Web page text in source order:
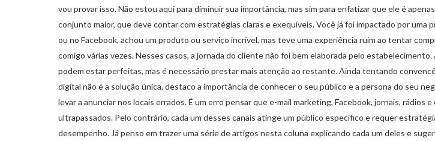
vou provar isso. Não estou aqui para diminuir sua importância, mas sim para enfatizar que ele é
conjunto maior, que deve contar com estratégias claras e exequíveis. Você já foi impactado por uma
ou no Facebook, achou um produto ou serviço incrível, mas teve uma experiência ruim ao tentar
comigo várias vezes. Nesses casos, a jornada do cliente não foi bem elaborada pelo estabelecimento.
podem estar perfeitas, mas é necessário prestar mais atenção ao restante. Ainda tentando
digital não é a solução única, destaco a importância de conhecer o seu público e a persona do seu
levar a anunciar nos locais errados. É um erro pensar que e-mail marketing, Facebook, jornais, rádios
ultrapassados. Pelo contrário, cada um desses canais atinge um público específico e requer
desempenho. Já penso em trazer uma série de artigos nesta coluna explicando cada um deles e